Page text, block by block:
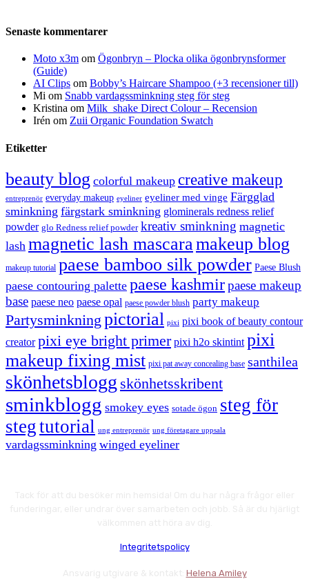
Senaste kommentarer
Moto x3m om Ögonbryn – Plocka olika ögonbrynsformer
(Guide)
AI Clips om Bobby’s Haircare Shampoo (+3 recensioner till)
Mi om Snabb vardagssminkning steg för steg
Kristina om Milk_shake Direct Colour – Recension
Irén om Zuii Organic Foundation Swatch
Etiketter
beauty blog colorful makeup creative makeup
entreprenör everyday makeup eyeliner eyeliner med vinge Färgglad
sminkning färgstark sminkning glominerals redness relief
powder glo Redness relief powder kreativ sminkning magnetic
lash magnetic lash mascaramakeup blog
makeup tutorial paese bamboo silk powder Paese Blush
paese contouring palette paese kashmirpaese makeup
base paese neo paese opal paese powder blush party makeup
Partysminkning pictorial pixi pixi book of beauty contour
creator pixi eye bright primer pixi h2o skintint pixi
makeup fixing mist pixi pat away concealing base santhilea
skönhetsblogg skönhetsskribent
sminkblogg smokey eyes sotade ögon steg för
stegtutorial ung entreprenör ung företagare uppsala
vardagssminkning winged eyeliner
Integritetspolicy
Helena Amiley